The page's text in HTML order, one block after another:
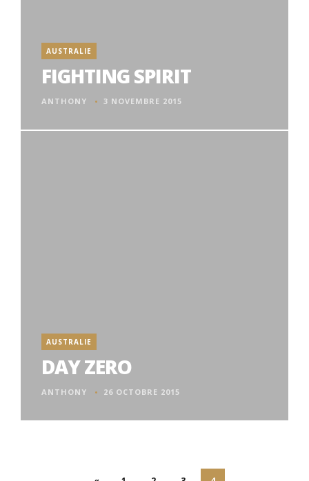
AUSTRALIE
FIGHTING SPIRIT
ANTHONY 3 NOVEMBRE 2015
AUSTRALIE
DAY ZERO
ANTHONY 26 OCTOBRE 2015